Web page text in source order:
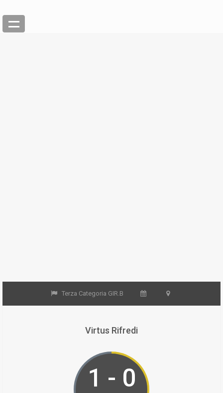
Terza Categoria GIR.B
Virtus Rifredi
1 - 0